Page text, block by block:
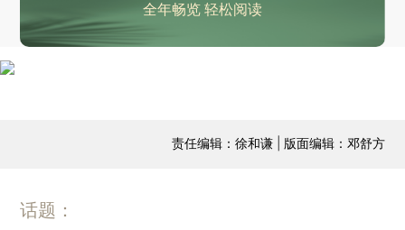
全年畅览 轻松阅读
责任编辑：徐和谦 | 版面编辑：邓舒方
话题：